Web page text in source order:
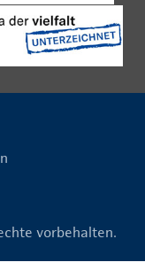
vorbehalten.